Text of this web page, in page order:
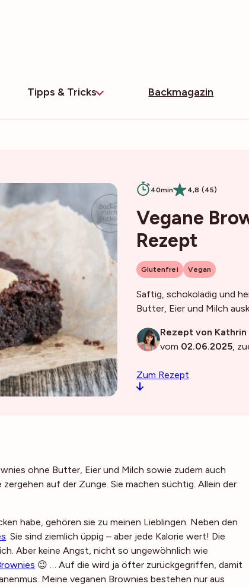
Tipps & Tricks Backmagazin
40min 4,8 (45)
Vegane
Rezept
Glutenfrei Vegan
Saftig, schokoladig und
Butter, Eier und Milch
Rezept von Kathrin
vom 02.06.2025,
Zum Rezept
ohne Butter, Eier und Milch sowie zudem auch
auf der Zunge. Sie machen süchtig. Allein der
habe, gehören sie zu meinen Lieblingen. Neben den
. Sie sind ziemlich üppig – aber jede Kalorie wert! Die
Aber keine Angst, nicht so ungewöhnlich wie
😉 … Auf die wird ja öfter zurückgegriffen, damit
Meine veganen Brownies bestehen nur aus